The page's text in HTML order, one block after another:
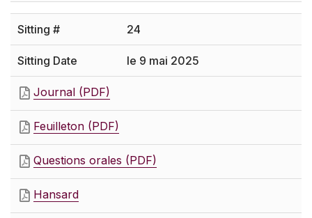
24
le 9 mai 2025
Journal (PDF)
Feuilleton (PDF)
Questions orales (PDF)
Hansard